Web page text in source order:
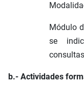
Módulo
se
b.- Actividades